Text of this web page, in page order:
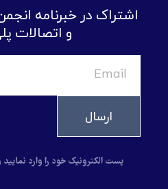
اشتراک در خبرنامه
و اتصالات
ارسال
پست الکترونیک خود را وارد